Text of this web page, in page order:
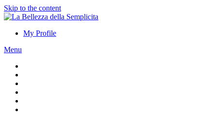
Skip to the content
My Profile
Menu